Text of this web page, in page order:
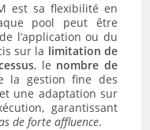
est sa flexibilité en
pool peut être
l’application ou du
sur la limitation de
, le nombre de
la gestion fine des
une adaptation sur
garantissant
de forte affluence.